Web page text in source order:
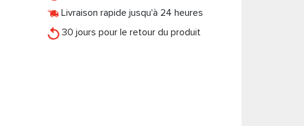
Livraison rapide jusqu'à 24 heures
30 jours pour le retour du produit